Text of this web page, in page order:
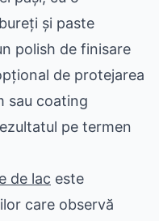
și paste
polish de finisare
de protejarea
sau coating
pe termen
de lac este
care observă